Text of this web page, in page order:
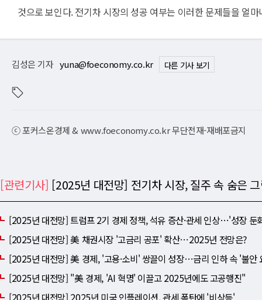
것으로 보인다. 전기차 시장의 성공 여부는 이러한 문제들을 얼
김성은 기자 yuna@foeconomy.co.kr 다른 기사 보기
ⓒ 포커스온경제 & www.foeconomy.co.kr 무단전재-재배포금지
[관련기사] [2025년 대전망] 전기차 시장, 질주 속 숨은
[2025년 대전망] 트럼프 2기 경제 정책, 석유 증산·관세 인상⋯'성장 둔
[2025년 대전망] 美 채권시장 '고금리 공포' 확산⋯2025년 전망은?
[2025년 대전망] 美 경제, '고용·소비' 쌍끌이 성장⋯금리 인하 속 '불안
[2025년 대전망] "美 경제, 'AI 혁명' 이끌고 2025년에도 고공행진"
[2025년 대전망] 2025년 미국 인플레이션, 관세 폭탄에 '비상등'